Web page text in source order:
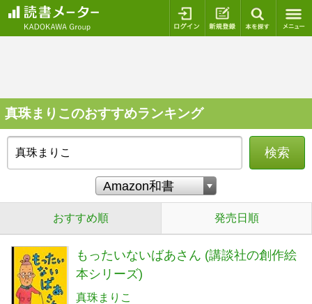
ログイン 新規登録
真珠まりこのおすすめランキング
検索
おすすめ順 発売日順
もったいないばあさん (講談社の創作絵
本シリーズ)
真珠まりこ